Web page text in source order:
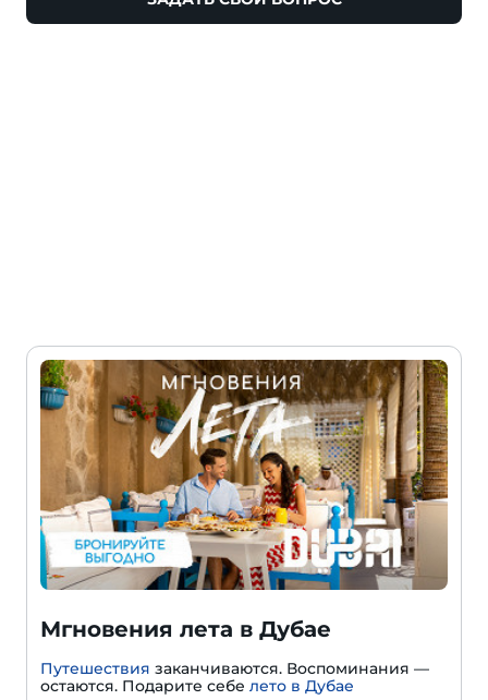
Мгновения лета в Дубае
Путешествия заканчиваются. Воспоминания —
остаются. Подарите себе лето в Дубае